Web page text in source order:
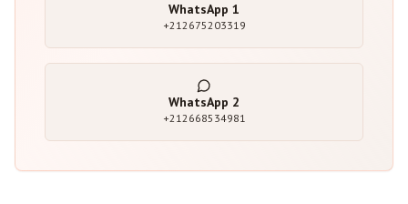
WhatsApp 1
+212675203319
WhatsApp 2
+212668534981